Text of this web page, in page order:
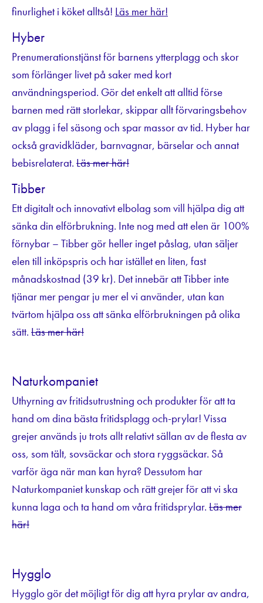
finurlighet i köket alltså! Läs mer här!
Hyber
Prenumerationstjänst för barnens ytterplagg och skor
som förlänger livet på saker med kort
användningsperiod. Gör det enkelt att alltid förse
barnen med rätt storlekar, skippar allt förvaringsbehov
av plagg i fel säsong och spar massor av tid. Hyber har
också gravidkläder, barnvagnar, bärselar och annat
bebisrelaterat. Läs mer här!
Tibber
Ett digitalt och innovativt elbolag som vill hjälpa dig att
sänka din elförbrukning. Inte nog med att elen är 100%
förnybar – Tibber gör heller inget påslag, utan säljer
elen till inköpspris och har istället en liten, fast
månadskostnad (39 kr). Det innebär att Tibber inte
tjänar mer pengar ju mer el vi använder, utan kan
tvärtom hjälpa oss att sänka elförbrukningen på olika
sätt. Läs mer här!
Naturkompaniet
Uthyrning av fritidsutrustning och produkter för att ta
hand om dina bästa fritidsplagg och-prylar! Vissa
grejer används ju trots allt relativt sällan av de flesta av
oss, som tält, sovsäckar och stora ryggsäckar. Så
varför äga när man kan hyra? Dessutom har
Naturkompaniet kunskap och rätt grejer för att vi ska
kunna laga och ta hand om våra fritidsprylar. Läs mer
här!
Hygglo
Hygglo gör det möjligt för dig att hyra prylar av andra,